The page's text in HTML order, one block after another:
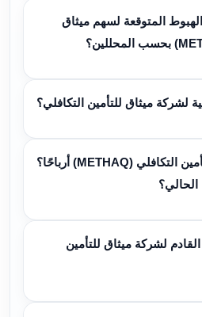
المتوقعة لسهم ميثاق
لشركة ميثاق للتأمين التكافلي؟
هل يوزع سهم ميثاق للتأمين التكافلي (METHAQ) أرباحًا؟
الحالي؟
لشركة ميثاق للتأمين